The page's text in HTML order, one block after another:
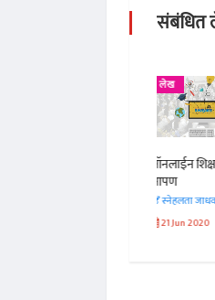
लेख
शिक्षक
स्नेहलता जाधव
08 Sep 2025